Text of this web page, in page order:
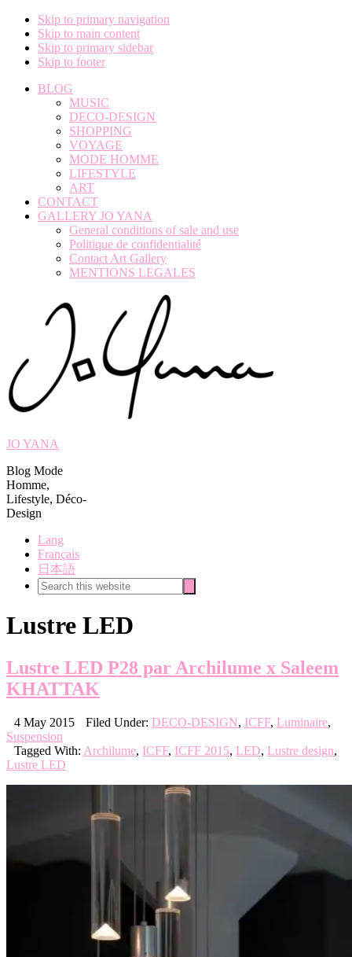
Skip to primary navigation
Skip to main content
Skip to primary sidebar
Skip to footer
BLOG
MUSIC
DECO-DESIGN
SHOPPING
VOYAGE
MODE HOMME
LIFESTYLE
ART
CONTACT
GALLERY JO YANA
General conditions of sale and use
Politique de confidentialité
Contact Art Gallery
MENTIONS LEGALES
JO YANA
Blog Mode
Homme,
Lifestyle, Déco-
Design
Lang
Français
日本語
Search
this
Lustre LED
Lustre LED P28 par Archilume x Saleem
KHATTAK
4 May 2015 Filed Under: DECO-DESIGN, ICFF, Luminaire,
Suspension
Tagged With: Archilume, ICFF, ICFF 2015, LED, Lustre design,
Lustre LED